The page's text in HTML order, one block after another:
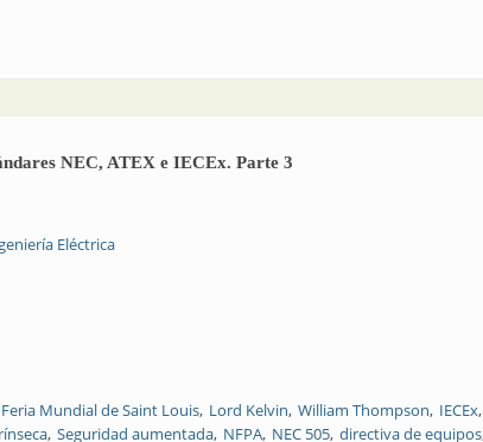
atmósferas explosivas
NEC, ATEX e IECEx. Parte 3
Eléctrica
Feria Mundial de Saint Louis Lord Kelvin William Thompson IECEx
Seguridad aumentada NFPA NEC 505 directiva de equipos